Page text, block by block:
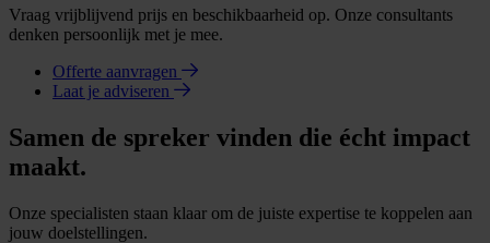
Vraag vrijblijvend prijs en beschikbaarheid op. Onze consultants
denken persoonlijk met je mee.
Offerte aanvragen
Laat je adviseren
Samen de spreker vinden die écht impact
maakt.
Onze specialisten staan klaar om de juiste expertise te koppelen aan
jouw doelstellingen.